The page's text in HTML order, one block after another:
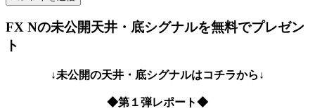
FX Nの未公開天井・底シグナルを無料でプレゼン
ト
↓未公開の天井・底シグナルはコチラから↓
◆第１弾レポート◆